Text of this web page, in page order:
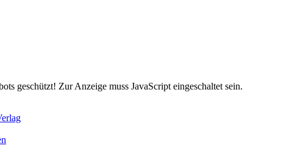
geschützt! Zur Anzeige muss JavaScript eingeschaltet sein.